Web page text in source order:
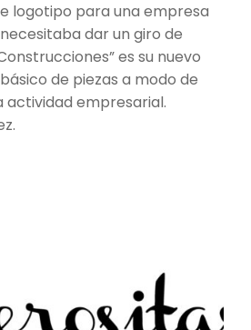
logotipo para una empresa
dar un giro de
es su nuevo
de piezas a modo de
actividad empresarial.